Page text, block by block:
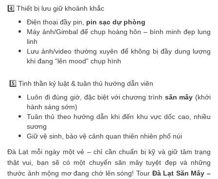
4️⃣ Thiết bị lưu giữ khoảnh khắc
Điện thoại đầy pin, pin sạc dự phòng
Máy ảnh/Gimbal để chụp hoàng hôn – bình minh đẹp lung
linh
Lưu ảnh/video thường xuyên để không bị đầy dung lượng
khi đang “lên mood” chụp hình
5️⃣ Tinh thần kỷ luật & tuân thủ hướng dẫn viên
Luôn đi đúng giờ, đặc biệt với chương trình săn mây (khởi
hành sáng sớm)
Tuân thủ theo hướng dẫn khi đến khu vực dốc cao, nhiều
sương
Giữ vệ sinh, bảo vệ cảnh quan thiên nhiên phố núi
Đà Lạt mỗi ngày một vẻ – chỉ cần chuẩn bị kỹ và giữ tâm trạng
thật vui, bạn sẽ có một chuyến săn mây tuyệt đẹp và những
thước ảnh mộng mơ đang chờ lên sóng! Tour Đà Lạt Săn Mây –